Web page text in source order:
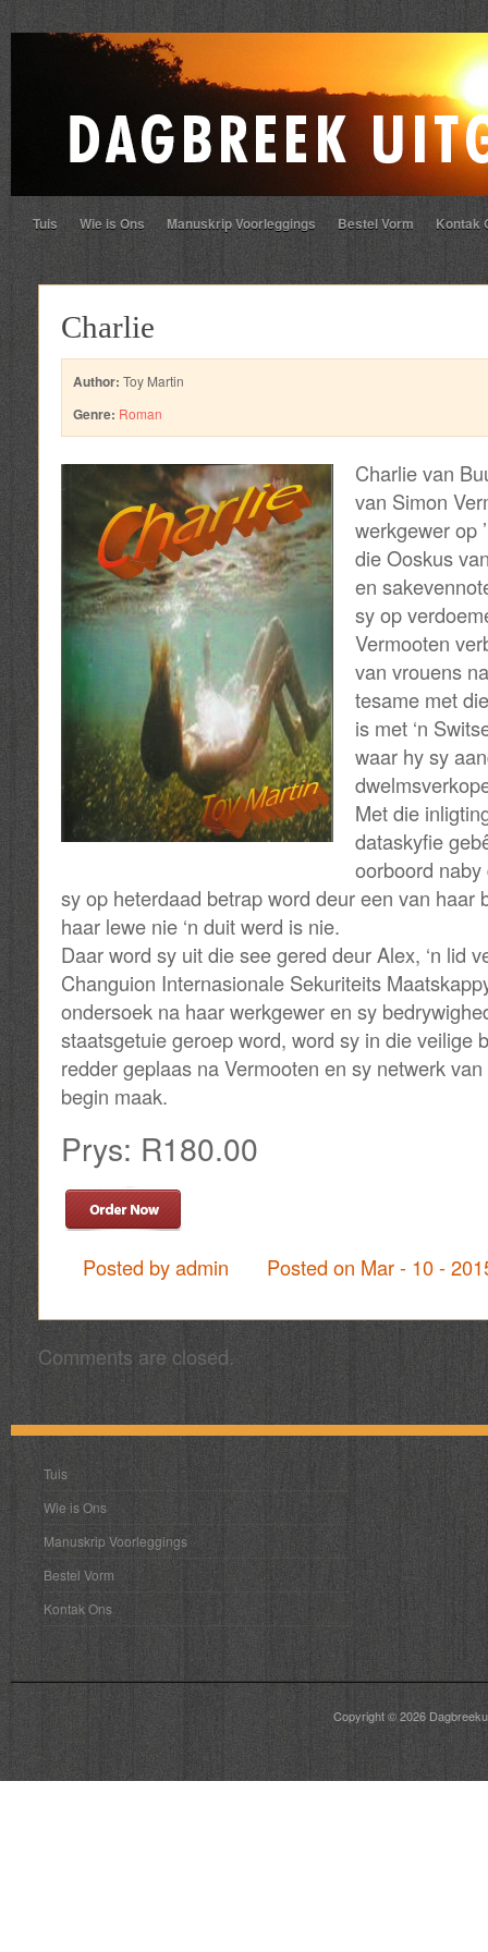
Tuis Wie is Ons Manuskrip Voorleggings Bestel Vorm Kontak
Charlie
Author: Toy Martin
Genre: Roman
Charlie van
van Simon
werkgewer op
die Ooskus
en
sy op
Vermooten
van vrouens
tesame met
is met ‘n
waar hy sy
Met die
dataskyfie
oorboord
sy op heterdaad betrap word deur een van haar
haar lewe nie ‘n duit werd is nie.
Daar word sy uit die see gered deur Alex, ‘n lid
Changuion Internasionale Sekuriteits
ondersoek na haar werkgewer en sy
staatsgetuie geroep word, word sy in die veilige
redder geplaas na Vermooten en sy netwerk
begin maak.
Prys: R180.00
Posted by admin Posted on Mar - 10 -
Comments are closed.
Tuis
Wie is Ons
Manuskrip Voorleggings
Bestel Vorm
Kontak Ons
Copyright © 2026